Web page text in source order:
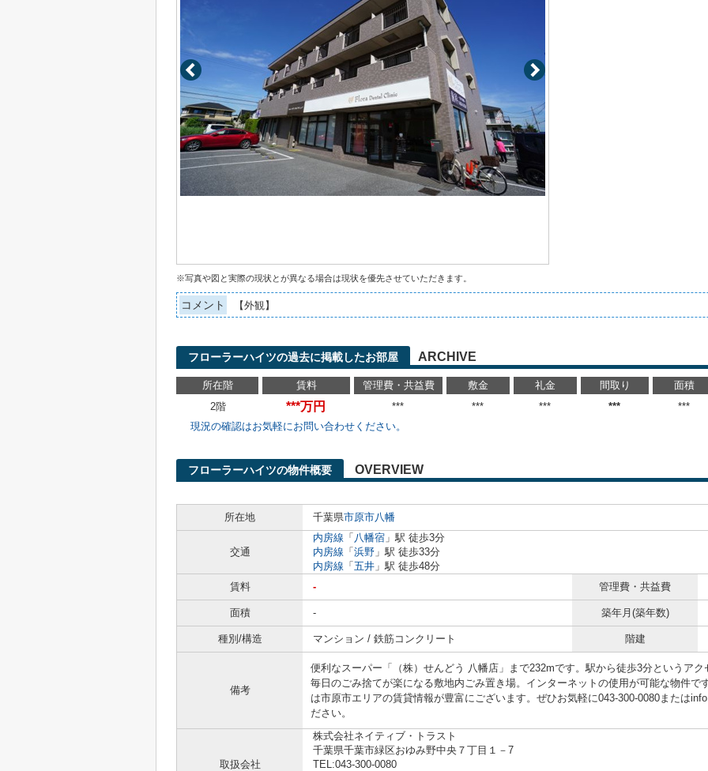
※写真や図と実際の現状とが異なる場合は現状を優先させていただきます。
コメント 【外観】
フローラーハイツの過去に掲載したお部屋 ARCHIVE
所在階 賃料 管理費・共益費 敷金 礼金 間取り
面積
2階
***万円 *** *** *** ***
***
現況の確認はお気軽にお問い合わせください。
フローラーハイツの物件概要 OVERVIEW
所在地 千葉県市原市八幡
交通
内房線 「 八幡宿 」駅 徒歩3分
内房線 「 浜野 」駅 徒歩33分
内房線 「 五井 」駅 徒歩48分
賃料
- 管理費・共益費
面積 - 築年月(築年数)
種別/構造 マンション / 鉄筋コンクリート 階建
備考
便利なスーパー「（株）せんどう 八幡店」まで232mです。駅から徒歩3分というア
毎日のごみ捨てが楽になる敷地内ごみ置き場。インターネットの使用が可能な物件で
は市原市エリアの賃貸情報が豊富にございます。ぜひお気軽に043-300-0080または
ださい。
取扱会社
株式会社ネイティブ・トラスト
千葉県千葉市緑区おゆみ野中央７丁目１－7
TEL:043-300-0080